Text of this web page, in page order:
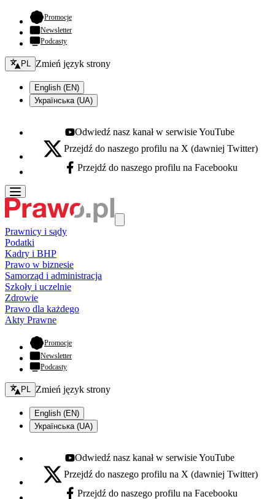
Promocje- otwiera się w nowej karcie
Newsletter
Podcasty
Zmień język - bieżący:
PL Zmień język strony
English (EN)
Українська (UA)
Youtube - otwiera się w nowej karcie
Odwiedź nasz kanał w serwisie YouTube
X - otwiera się w nowej karcie
Przejdź do naszego profilu na X (dawniej Twitter)
Facebook - otwiera się w nowej karcie
Przejdź do naszego profilu na Facebooku
Prawnicy i sądy
Podatki
Kadry i BHP
Prawo w biznesie
Samorząd i administracja
Szkoły i uczelnie
Zdrowie
Prawo dla każdego
Akty Prawne
Promocje- otwiera się w nowej karcie
Newsletter
Podcasty
Zmień język - bieżący:
PL Zmień język strony
English (EN)
Українська (UA)
Youtube - otwiera się w nowej karcie
Odwiedź nasz kanał w serwisie YouTube
X - otwiera się w nowej karcie
Przejdź do naszego profilu na X (dawniej Twitter)
Przejdź do naszego profilu na Facebooku